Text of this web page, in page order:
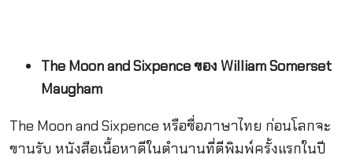
The Moon and Sixpence ของ William Somerset
Maugham
The Moon and Sixpence หรือชื่อภาษาไทย ก่อนโลกจะ
ขานรับ หนังสือเนื้อหาดีในตำนานที่ตีพิมพ์ครั้งแรกในปี